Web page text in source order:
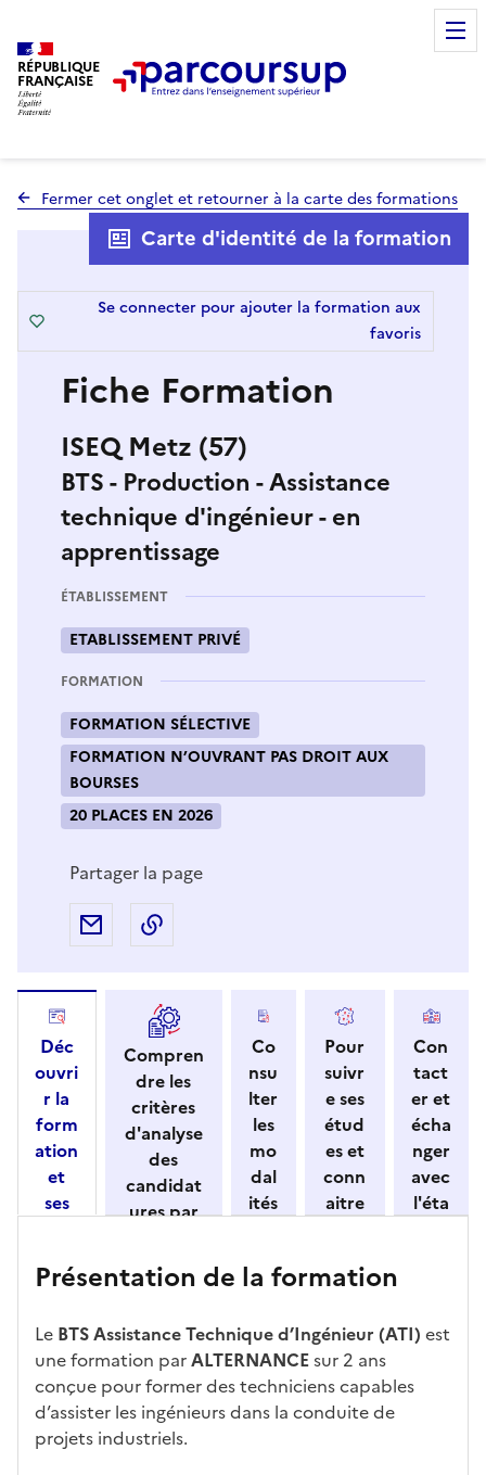
RÉPUBLIQUE
FRANÇAISE
Fermer cet onglet et retourner à la carte des formations
Fiche Formation
ISEQ Metz (57)
BTS - Production - Assistance
technique d'ingénieur - en
apprentissage
Carte d'identité de la formation
Se connecter pour ajouter la formation aux
favoris
ÉTABLISSEMENT
ETABLISSEMENT PRIVÉ
FORMATION
FORMATION SÉLECTIVE
FORMATION N’OUVRANT PAS DROIT AUX
BOURSES
20 PLACES EN 2026
Partager la page
Partager par e-mail
Déc
ouvri
r la
form
ation
et
ses
stiqu
Compren
dre les
critères
d'analyse
des
candidat
ures par
ment
Co
nsu
lter
les
mo
dal
ités
ndi
ure
Pour
suivr
e ses
étud
es et
conn
aitre
uché
Con
tact
er et
écha
nger
avec
l'éta
Présentation de la formation
Le BTS Assistance Technique d’Ingénieur (ATI) est
une formation parALTERNANCEsur 2 ans
conçue pour former des techniciens capables
d’assister les ingénieurs dans la conduite de
projets industriels.